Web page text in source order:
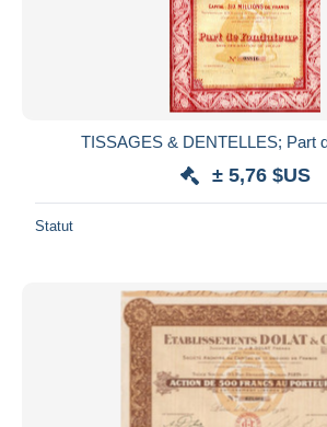
TISSAGES & DENTELLES; Part
± 5,76 $US
Statut